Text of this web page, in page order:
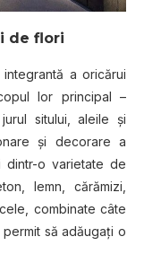
de flori
a oricărui
lor principal –
sitului, aleile şi
şi decorare a
dintr-o varietate de
lemn, cărămizi,
combinate câte
să adăugaţi o